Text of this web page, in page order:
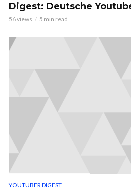
Digest: Deutsche
56 views 5 min read
YOUTUBER DIGEST